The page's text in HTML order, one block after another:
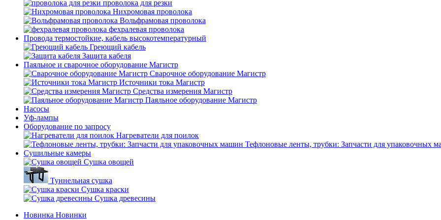
проволока для резки
Нихромовая проволока
Вольфрамовая проволока
фехралевая проволока
Провода термостойкие, кабель высокотемпературный
Греющий кабель
Защита кабеля
Паяльное и сварочное оборудование Магистр
Сварочное оборудование Магистр
Источники тока Магистр
Средства измерения Магистр
Паяльное оборудование Магистр
Насосы
Уф-лампы
Оборудование по запросу
Нагреватели для поилок
Тефлоновые ленты, трубки: Запчасти для упаковочных
Сушильные камеры
Сушка овощей
Туннельная сушка
Сушка краски
Сушка древесины
Новинка Новинки